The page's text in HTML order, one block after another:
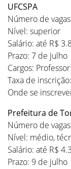
UFCSPA
Número de
Nível: superior
Salário: até R$
Prazo: 7 de julho
Cargos:
Taxa de
Onde se
Prefeitura de
Número de
Nível: médio,
Salário: até R$
Prazo: 9 de julho